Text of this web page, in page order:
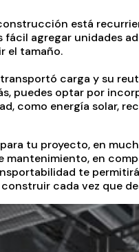
está
fácil agregar unidades
el tamaño.
carga y su
puedes optar por
como energía solar,
tu proyecto, en
mantenimiento, en
te
cada vez que